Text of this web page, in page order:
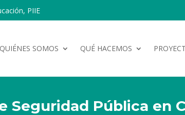
PIIE
QUIÉNES SOMOS QUÉ HACEMOS
Seguridad Pública en